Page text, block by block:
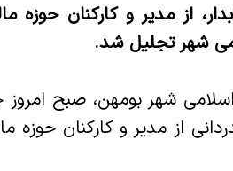
حسابدار، از مدیر و کارکنان
شهر تجلیل شد.
از مدیر و کارکنان حوزه